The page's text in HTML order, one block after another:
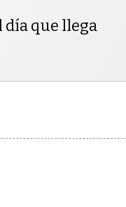
día que llega